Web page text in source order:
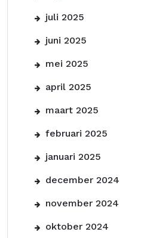
juli 2025
juni 2025
mei 2025
april 2025
maart 2025
februari 2025
januari 2025
december 2024
november 2024
oktober 2024